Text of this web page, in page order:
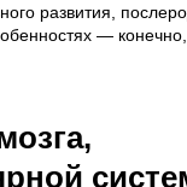
развития,
—